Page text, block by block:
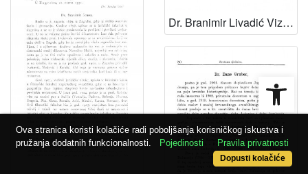
Dr. Branimir Livadić Vizner / V. Nazor
Ova stranica koristi kolačiće radi poboljšanja korisničkog iskustva i
pružanja dodatnih funkcionalnosti.
Pojedinosti Pravila privatnosti
Dopusti kolačiće